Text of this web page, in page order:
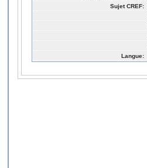
Sujet CREF:
Langue: